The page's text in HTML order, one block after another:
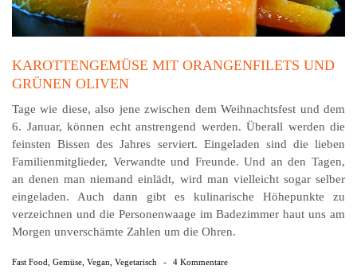
KAROTTENGEMÜSE MIT ORANGENFILETS UND
GRÜNEN OLIVEN
Tage wie diese, also jene zwischen dem Weihnachtsfest und dem
6. Januar, können echt anstrengend werden. Überall werden die
feinsten Bissen des Jahres serviert. Eingeladen sind die lieben
Familienmitglieder, Verwandte und Freunde. Und an den Tagen,
an denen man niemand einlädt, wird man vielleicht sogar selber
eingeladen. Auch dann gibt es kulinarische Höhepunkte zu
verzeichnen und die Personenwaage im Badezimmer haut uns am
Morgen unverschämte Zahlen um die Ohren.
Fast Food Gemüse Vegan Vegetarisch - 4 Kommentare